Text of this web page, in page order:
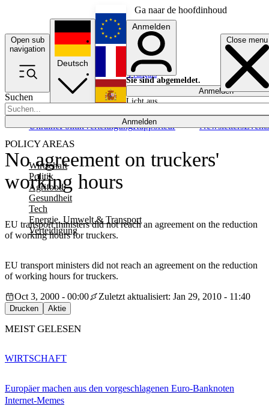
Ga naar de hoofdinhoud
Open sub
navigation
Close menu
Suchen
Anmelden
POLICY AREAS
Wirtschaft
Politik
Agrifood
Gesundheit
Tech
Energie, Umwelt & Transport
Verteidigung
UkrainePolitikVerteidigungRapporteur NewslettersEvents
Deutsch
English
Français
Anmelden
Sie sind abgemeldet.
Anmelden
Licht aus
No agreement on truckers'
working hours
EU transport ministers did not reach an agreement on the reduction
of working hours for truckers.
EU transport ministers did not reach an agreement on the reduction
of working hours for truckers.
Oct 3, 2000 - 00:00
Zuletzt aktualisiert: Jan 29, 2010 - 11:40
Drucken Aktie
MEIST GELESEN
Europäer machen aus den vorgeschlagenen Euro-Banknoten
Internet-Memes
WIRTSCHAFT